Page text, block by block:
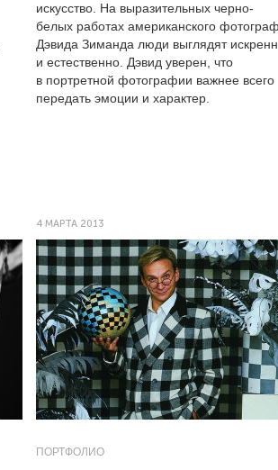
искусство. На выразительных черно-
белых работах американского
Дэвида Зиманда люди выглядят
и естественно. Дэвид уверен, что
в портретной фотографии важнее всего
передать эмоции и характер.
4 МАРТА 2013
ПОРТФОЛИО